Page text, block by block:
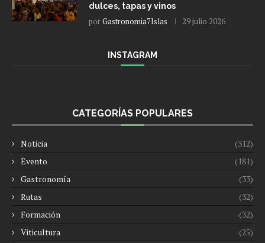
dulces, tapas y vinos
porGastronomia7Islas 29 julio 2026
INSTAGRAM
CATEGORÍAS POPULARES
Noticia
(312)
Evento
(181)
Gastronomía
(33)
Rutas
(32)
Formación
(32)
Viticultura
(25)